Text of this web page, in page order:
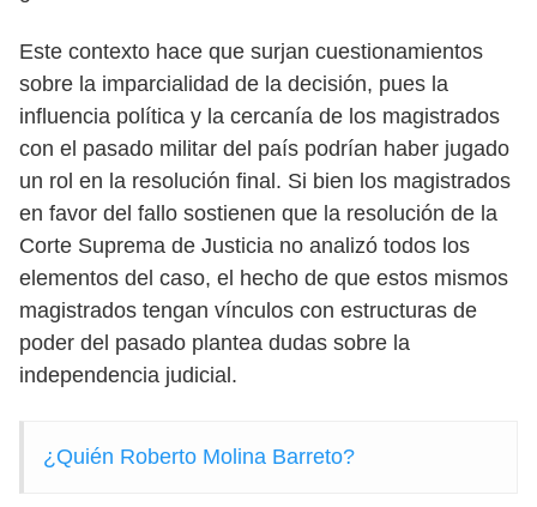
Este contexto hace que surjan cuestionamientos
sobre la imparcialidad de la decisión, pues la
influencia política y la cercanía de los magistrados
con el pasado militar del país podrían haber jugado
un rol en la resolución final. Si bien los magistrados
en favor del fallo sostienen que la resolución de la
Corte Suprema de Justicia no analizó todos los
elementos del caso, el hecho de que estos mismos
magistrados tengan vínculos con estructuras de
poder del pasado plantea dudas sobre la
independencia judicial.
¿Quién Roberto Molina Barreto?